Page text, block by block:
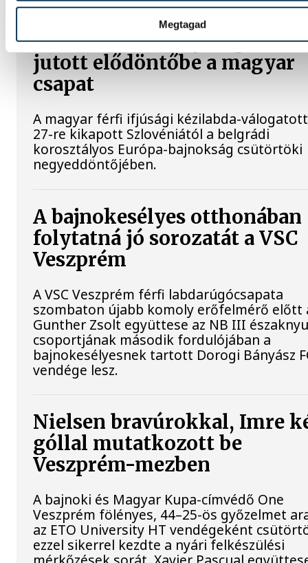
Megtagad
Férfi kézilabda ifjúsági Eb:
jutott elődöntőbe a magyar
csapat
A magyar férfi ifjúsági kézilabda-
27-re kikapott Szlovéniától a belgrádi
korosztályos Európa-bajnokság csütörtöki
negyeddöntőjében.
A bajnokesélyes otthonában
folytatná jó sorozatát a VSC
Veszprém
A VSC Veszprém férfi labdarúgócsapata
szombaton újabb komoly erőfelmérő előtt
Gunther Zsolt együttese az NB III
csoportjának második fordulójában a
bajnokesélyesnek tartott Dorogi Bányász
vendége lesz.
Nielsen bravúrokkal, Imre
góllal mutatkozott be
Veszprém-mezben
A bajnoki és Magyar Kupa-címvédő One
Veszprém fölényes, 44–25-ös győzelmet
az ETO University HT vendégeként
ezzel sikerrel kezdte a nyári felkészülési